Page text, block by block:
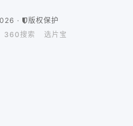
·
版权保护
360搜索 选片宝